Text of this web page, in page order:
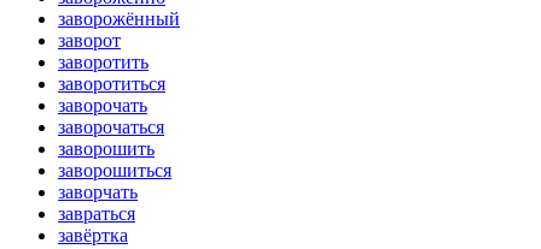
заворожённый
заворот
заворотить
заворотиться
заворочать
заворочаться
заворошить
заворошиться
заворчать
завраться
завёртка